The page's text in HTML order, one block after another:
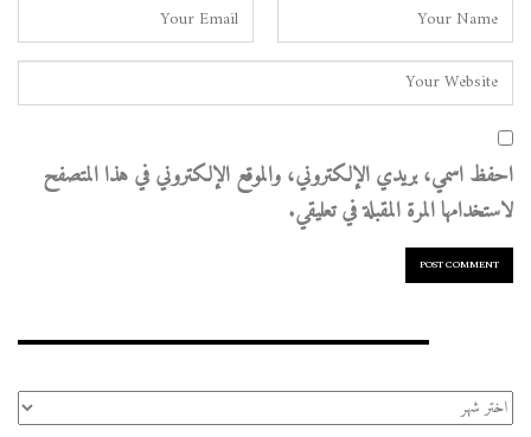
احفظ اسمي، بريدي الإلكتروني، والموقع الإلكتروني في هذا المتصفح
لاستخدامها المرة المقبلة في تعليقي.
الأرشيف